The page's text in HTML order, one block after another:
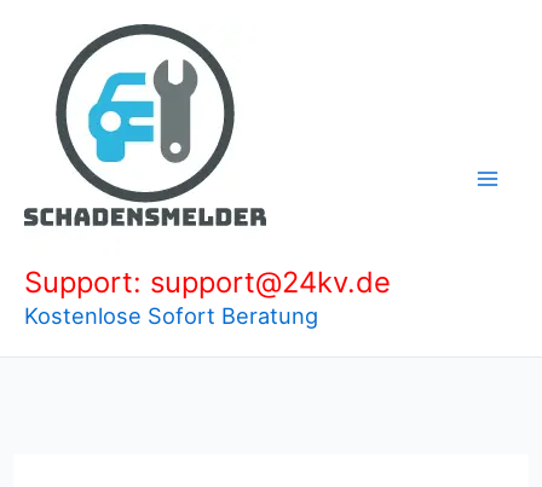
springen
Support: support@24kv.de
Kostenlose Sofort Beratung